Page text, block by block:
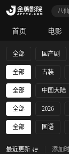
八仙
首页 电影
全部 国产剧
全部 古装
全部 中国大陆
全部 2026
全部 国语
最近更新 添加